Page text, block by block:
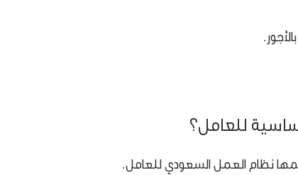
للعامل؟
نظام العمل السعودي للعامل.